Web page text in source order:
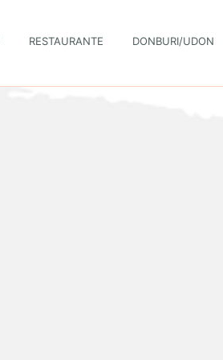
RESTAURANTE DONBURI/UDON